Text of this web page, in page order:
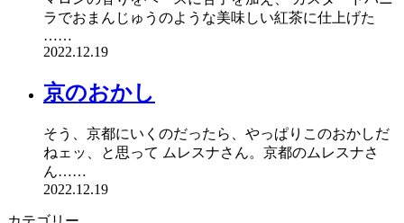
ラでおまんじゅうのような美味しい紅茶に仕上げた
……
2022.12.19
京のおかし
そう、京都にいくのだったら、やっぱりこのおかしだ
ねェッ、と思って ムレスナさん。京都のムレスナさ
ん……
2022.12.19